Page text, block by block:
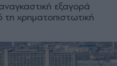
εξαγορά
χρηματοπιστωτική